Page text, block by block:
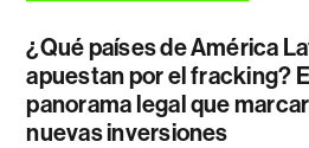
¿Qué países de América
apuestan por el fracking?
panorama legal que
nuevas inversiones